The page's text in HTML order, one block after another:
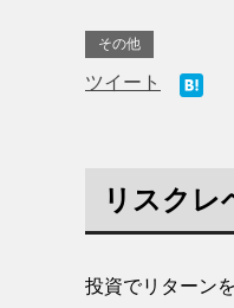
その他
ツイート
リスクレ
投資でリターン